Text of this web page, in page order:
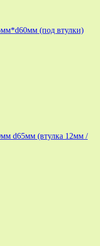
(под втулки)
d65мм (втулка 12мм /